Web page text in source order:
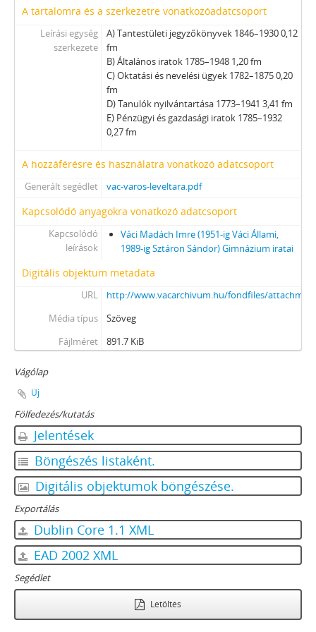
[fondfőcsoport] XI - GAZDASÁGI SZERVEK, 1876–1956
[fondfőcsoport] XIII - CSALÁDOK, 1821–2007
[fondfőcsoport] XIV - SZEMÉLYEK, 1800–2016
[fondfőcsoport] XV - GYŰJTEMÉNYEK, 1074–2016
[fondfőcsoport] XVI - A NÉPKÖZTÁRSASÁG ÉS A TANÁCSKÖZTÁRSASÁG FORRADALMI SZERVEI, 1919
[fondfőcsoport] XVII - NÉPHATALMI ÉS KÜLÖNLEGES FELADATOKRA LÉTREJÖTT BIZOTTSÁGOK, 1945–1990
[fondfőcsoport] XXIII - TANÁCSOK, 1945–1990
[fondfőcsoport] XXIX - GAZDASÁGI SZERVEK, 1946–2010
[fondfőcsoport] XXXVII - MEGYEI JOGÚ VÁROSI, VÁROSI ÉS KÖZSÉGI ÖNKORMÁNYZATOK, 1989–2014
A tartalomra és a szerkezetre vonatkozóadatcsoport
Leírási egység
szerkezete
A) Tantestületi jegyzőkönyvek 1846–1930 0,12
fm
B) Általános iratok 1785–1948 1,20 fm
C) Oktatási és nevelési ügyek 1782–1875 0,20
fm
D) Tanulók nyilvántartása 1773–1941 3,41 fm
E) Pénzügyi és gazdasági iratok 1785–1932
0,27 fm
A hozzáférésre és használatra vonatkozó adatcsoport
Generált segédlet vac-varos-leveltara.pdf
Kapcsolódó anyagokra vonatkozó adatcsoport
Kapcsolódó
leírások
Váci Madách Imre (1951-ig Váci Állami,
1989-ig Sztáron Sándor) Gimnázium iratai
Digitális objektum metadata
URL
http://www.vacarchivum.hu/fondfiles/
Média típus
Szöveg
Fájlméret
891.7 KiB
Vágólap
Új
Fölfedezés/kutatás
Jelentések
Böngészés listaként.
Digitális objektumok böngészése.
Exportálás
Dublin Core 1.1 XML
EAD 2002 XML
Segédlet
Letöltés